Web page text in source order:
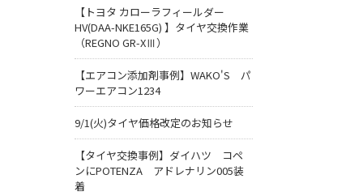
【トヨタ カローラフィールダー
HV(DAA-NKE165G) 】タイヤ交換作業
（REGNO GR-XⅢ）
【エアコン添加剤事例】WAKO'S パ
ワーエアコン1234
9/1(火)タイヤ価格改定のお知らせ
【タイヤ交換事例】ダイハツ コペ
ンにPOTENZA アドレナリン005装
着